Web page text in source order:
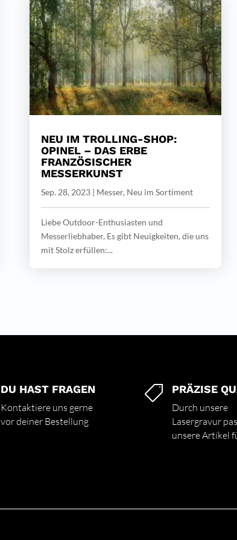
NEU IM TROLLING-SHOP:
OPINEL – DAS ERBE
FRANZÖSISCHER
MESSERKUNST
Sep. 28, 2023| Messer, Neu im Sortiment
Liebe Outdoor-Enthusiasten und
Messerliebhaber, Es gibt Neuigkeiten, die uns
mit Stolz erfüllen:...
DU HAST FRAGEN
Kontaktiere uns gerne
vor deiner Bestellung
 PRÄZISE
Durch unsere
Lasergravur
unsere Artikel